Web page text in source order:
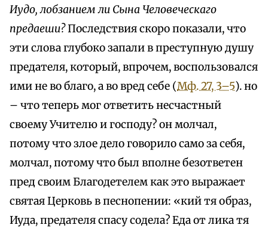
Иудо, лобзанием ли Сына Человеческаго
предаеши?Последствия скоро показали, что
эти слова глубоко запали в преступную душу
предателя, который, впрочем, воспользовался
ими не во благо, а во вред себе (Мф. 27, 3–5). но
– что теперь мог ответить несчастный
своему Учителю и господу? он молчал,
потому что злое дело говорило само за себя,
молчал, потому что был вполне безответен
пред своим Благодетелем как это выражает
святая Церковь в песнопении: «кий тя образ,
Иуда, предателя спасу содела? Еда от лика тя